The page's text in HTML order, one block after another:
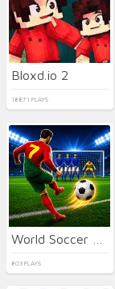
Bloxd.io 2
18871 PLAYS
803 PLAYS